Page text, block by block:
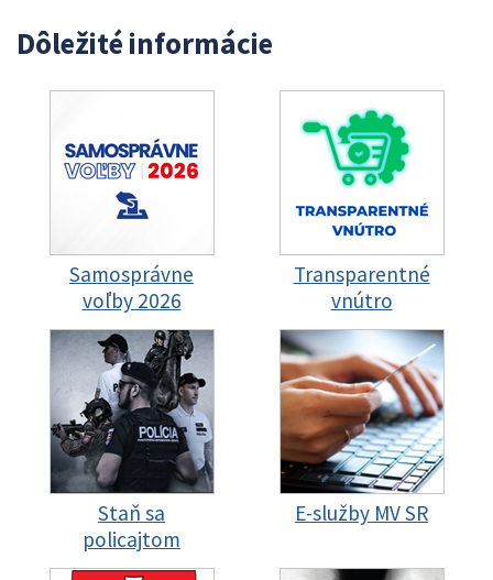
Dôležité informácie
Samosprávne
voľby 2026
Transparentné
vnútro
Staň sa
policajtom
E-služby MV SR